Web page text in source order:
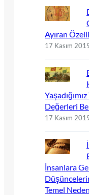
Ayıran
17 Kasım
Değerleri
17 Kasım
İnsanlara
Temel